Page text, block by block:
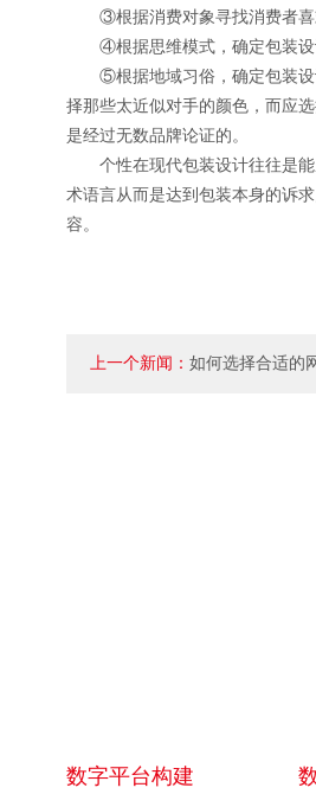
③根据消费对象寻找消费者喜
④根据思维模式，确定包装设
⑤根据地域习俗，确定包装设
择那些太近似对手的颜色，而应
是经过无数品牌论证的。
个性在现代包装设计往往是能
术语言从而是达到包装本身的诉
容。
上一个新闻： 如何选择合适的
数字平台构建